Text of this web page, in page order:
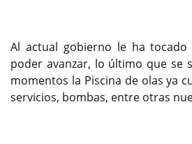
Al actual gobierno le ha
poder avanzar, lo último que se
momentos la Piscina de olas ya
servicios, bombas, entre otras